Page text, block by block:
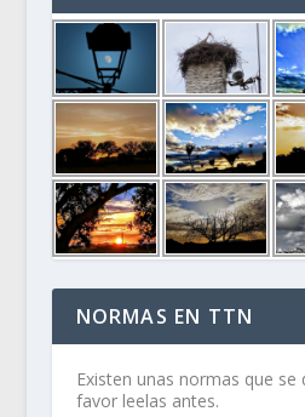
NORMAS EN TTN
Existen unas normas que
favor leelas antes.